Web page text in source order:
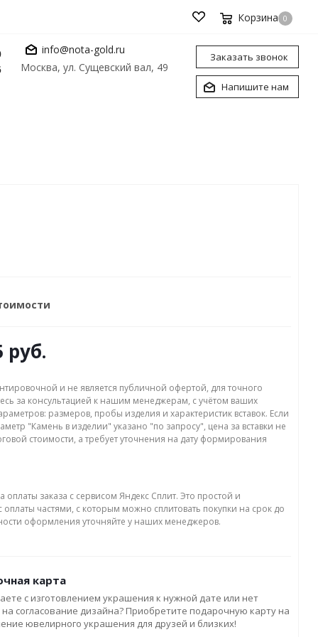
Корзина 0
info@nota-gold.ru
Москва, ул. Сущевский вал, 49
Заказать звонок
Напишите нам
руб.
и не является публичной офертой, для точного
за консультацией к нашим менеджерам, с учётом ваших
размеров, пробы изделия и характеристик вставок. Если
"Камень в изделии" указано "по запросу", цена за вставки не
стоимости, а требует уточнения на дату формирования
оплаты заказа с сервисом Яндекс Сплит. Это простой и
оплаты частями, с которым можно сплитовать покупки на срок до
оформления уточняйте у наших менеджеров.
карта
с изготовлением украшения к нужной дате или нет
согласование дизайна? Приобретите подарочную карту на
ювелирного украшения для друзей и близких!